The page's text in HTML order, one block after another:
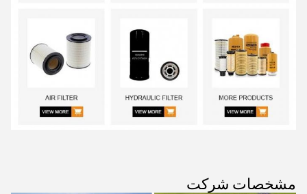
مشخصات شرکت